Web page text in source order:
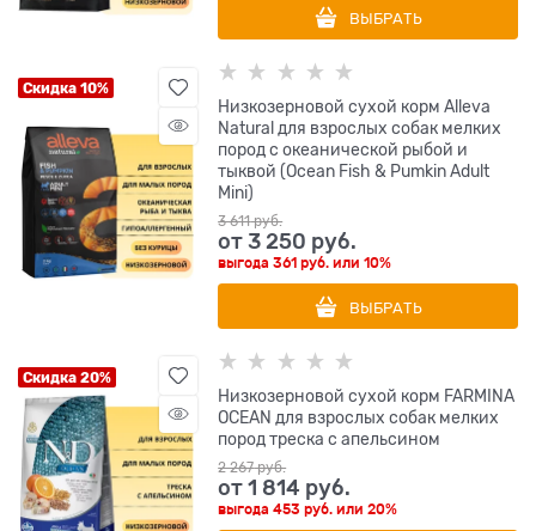
ВЫБРАТЬ
Скидка 10%
Низкозерновой сухой корм Alleva
Natural для взрослых собак мелких
пород с океанической рыбой и
тыквой (Ocean Fish & Pumkin Adult
Mini)
3 611 руб.
от3 250 руб.
выгода361 руб. или10%
ВЫБРАТЬ
Скидка 20%
Низкозерновой cухой корм FARMINA
OCEAN для взрослых собак мелких
пород треска с апельсином
2 267 руб.
от1 814 руб.
выгода453 руб. или20%